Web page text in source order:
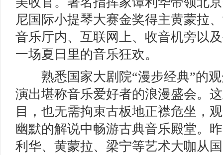
尼国际小提琴大赛金奖得主黄蒙拉
音乐厅内、互联网上、收音机旁以
一场夏日里的音乐狂欢。
熟悉国家大剧院“漫步经典”的观
演出堪称音乐爱好者的浪漫盛会。
目，也无需拘束古板地正襟危坐，
幽默的解说中畅游古典音乐殿堂。
利华、黄蒙拉、梁宁等艺术大咖从